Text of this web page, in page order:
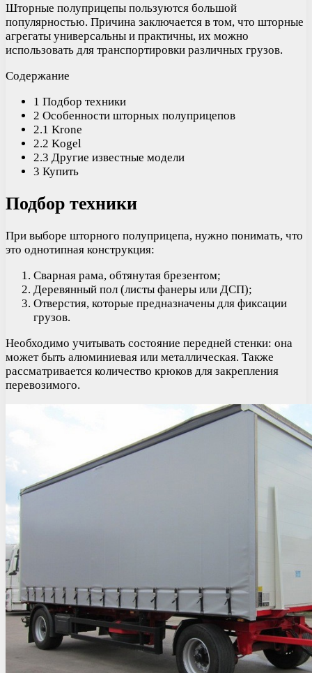
Шторные полуприцепы пользуются большой
популярностью. Причина заключается в том, что шторные
агрегаты универсальны и практичны, их можно
использовать для транспортировки различных грузов.
Содержание
1 Подбор техники
2 Особенности шторных полуприцепов
2.1 Krone
2.2 Kogel
2.3 Другие известные модели
3 Купить
Подбор техники
При выборе шторного полуприцепа, нужно понимать, что
это однотипная конструкция:
Сварная рама, обтянутая брезентом;
Деревянный пол (листы фанеры или ДСП);
Отверстия, которые предназначены для фиксации
грузов.
Необходимо учитывать состояние передней стенки: она
может быть алюминиевая или металлическая. Также
рассматривается количество крюков для закрепления
перевозимого.